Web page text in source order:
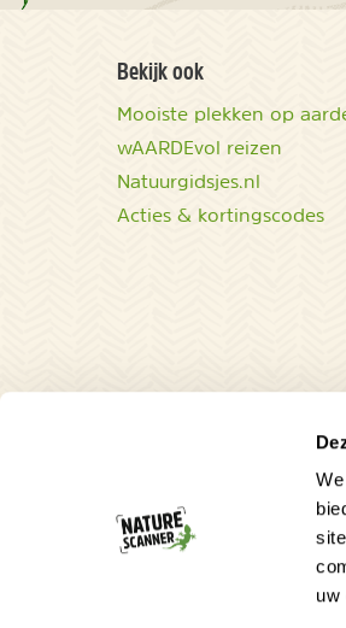
uw
Bekijk ook
Mooiste plekken op
wAARDEvol reizen
Natuurgidsjes.nl
Acties & kortingscodes